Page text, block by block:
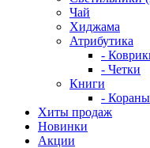
Чай
Хиджама
Атрибутика
-
- Четки
Книги
- Кораны
Хиты продаж
Новинки
Акции